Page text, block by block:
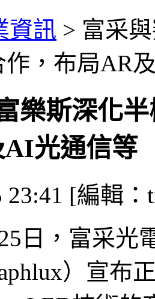
資訊 > 富采
作，布局AR
樂斯深化
光通信等
23:41 [編輯：
日，富采光
）宣布